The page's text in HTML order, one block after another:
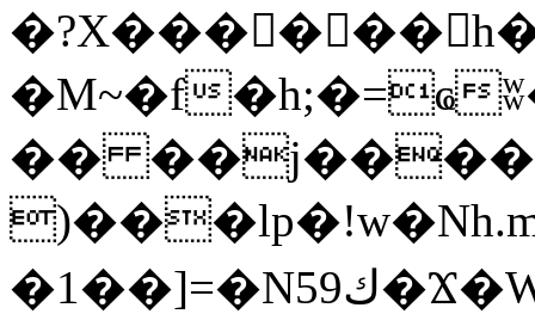
�M~�f�h;�=ҩ
��
�1��]=�N59ك�Ϫ�WZ�]"�ԯl�Ѝ��up��|